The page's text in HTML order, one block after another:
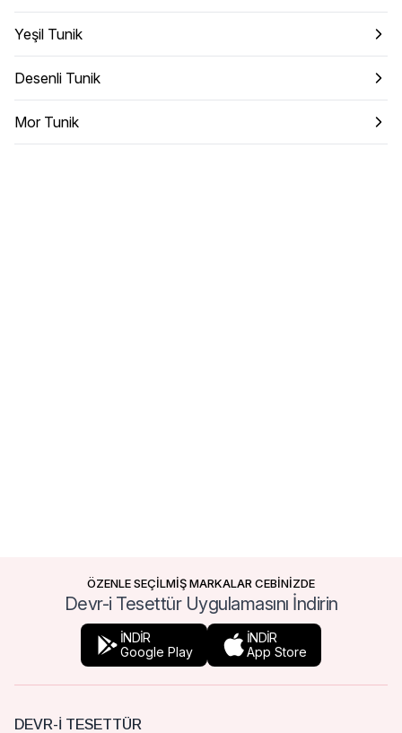
Yeşil Tunik
Desenli Tunik
Mor Tunik
ÖZENLE SEÇİLMİŞ MARKALAR CEBİNİZDE
Devr-i Tesettür Uygulamasını İndirin
İNDİR
Google Play
İNDİR
App Store
DEVR-I TESETTÜR